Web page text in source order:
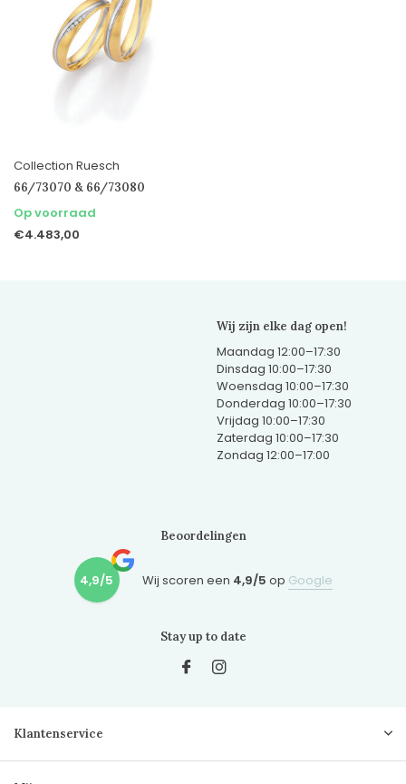
Collection Ruesch
66/73070 & 66/73080
Op voorraad
€4.483,00
Wij zijn elke dag open!
Maandag 12:00–17:30
Dinsdag 10:00–17:30
Woensdag 10:00–17:30
Donderdag 10:00–17:30
Vrijdag 10:00–17:30
Zaterdag 10:00–17:30
Zondag 12:00–17:00
Beoordelingen
4,9/5 Wij scoren een 4,9/5 op Google
Stay up to date
Klantenservice